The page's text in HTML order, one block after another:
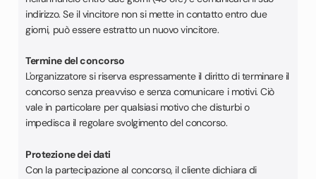
indirizzo. Se il vincitore non si mette in contatto entro due
giorni, può essere estratto un nuovo vincitore.
Termine del concorso
L'organizzatore si riserva espressamente il diritto di terminare il
concorso senza preavviso e senza comunicare i motivi. Ciò
vale in particolare per qualsiasi motivo che disturbi o
impedisca il regolare svolgimento del concorso.
Protezione dei dati
Con la partecipazione al concorso, il cliente dichiara di